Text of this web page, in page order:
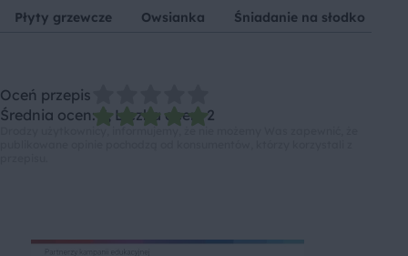
Płyty grzewcze Owsianka Śniadanie na słodko
Oceń przepis
Średnia ocen: 5, Liczba ocen: 2